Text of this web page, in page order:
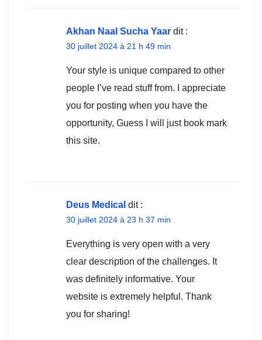
Akhan Naal Sucha Yaar dit :
30 juillet 2024 à 21 h 49 min
Your style is unique compared to other
people I’ve read stuff from. I appreciate
you for posting when you have the
opportunity, Guess I will just book mark
this site.
Deus Medical dit :
30 juillet 2024 à 23 h 37 min
Everything is very open with a very
clear description of the challenges. It
was definitely informative. Your
website is extremely helpful. Thank
you for sharing!